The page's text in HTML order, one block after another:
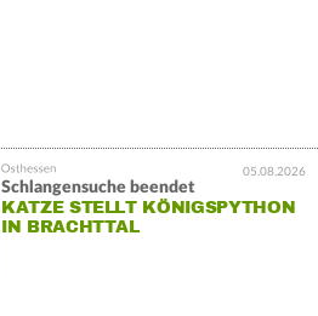
05.08.2026
Schlangensuche beendet
KATZE STELLT KÖNIGSPYTHON
IN BRACHTTAL